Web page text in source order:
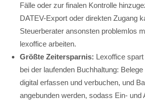
Fälle oder zur finalen Kontrolle
DATEV-Export oder direkten Zugang
Steuerberater ansonsten problemlos
lexoffice arbeiten.
Größte Zeitersparnis: Lexoffice
bei der laufenden Buchhaltung:
digital erfassen und verbuchen, und
angebunden werden, sodass Ein- und